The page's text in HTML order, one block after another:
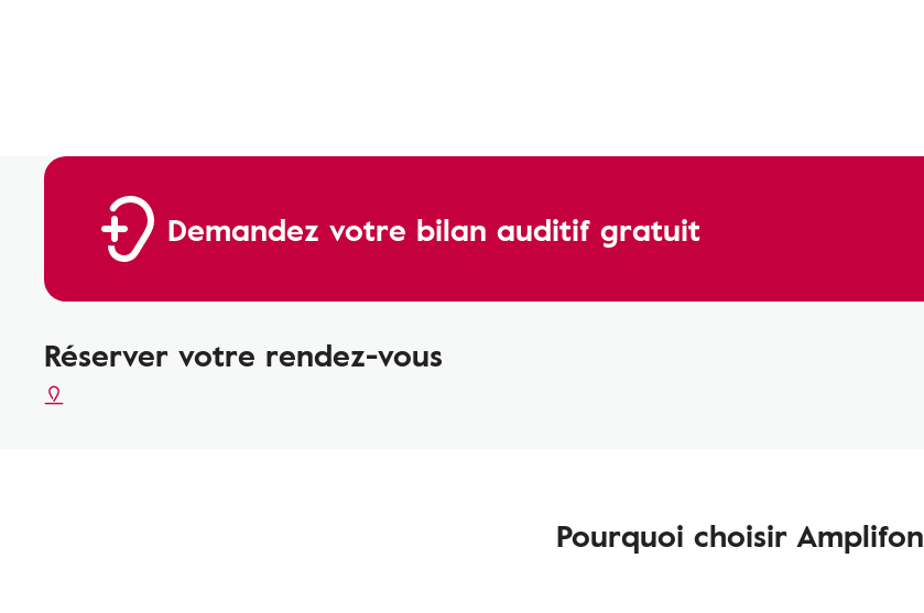
Demandez votre bilan auditif gratuit
Réserver votre rendez-vous
Pourquoi choisir Amplifon